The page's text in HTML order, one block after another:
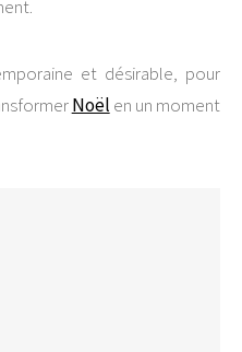
et désirable, pour
Noël en un moment